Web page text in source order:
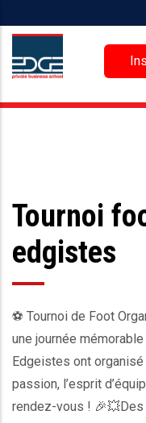
au
contenu
principal
Tournoi
edgistes
⚽️ Tournoi de Foot
une journée
Edgeistes ont
passion, l’esprit
rendez-vous !